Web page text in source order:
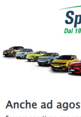
Posti:
Massa a pieno
carico: